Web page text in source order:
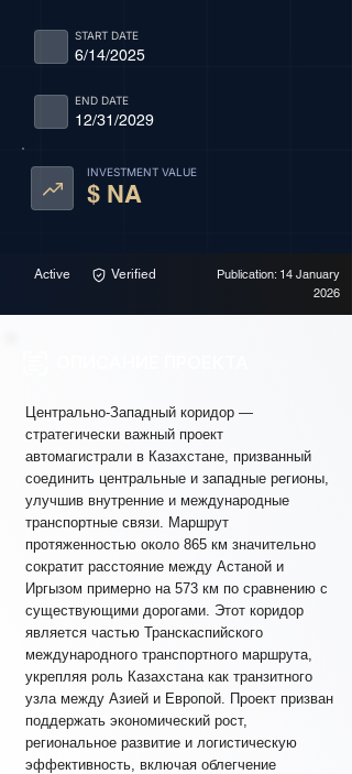
6/14/2025
START DATE
12/31/2029
END DATE
INVESTMENT VALUE
$ NA
Active Verified
Publication: 14 January
2026
Центрально-Западный коридор —
стратегически важный проект
автомагистрали в Казахстане, призванный
соединить центральные и западные регионы,
улучшив внутренние и международные
транспортные связи. Маршрут
протяженностью около 865 км значительно
сократит расстояние между Астаной и
Иргызом примерно на 573 км по сравнению с
существующими дорогами. Этот коридор
является частью Транскаспийского
международного транспортного маршрута,
укрепляя роль Казахстана как транзитного
узла между Азией и Европой. Проект призван
поддержать экономический рост,
региональное развитие и логистическую
эффективность, включая облегчение